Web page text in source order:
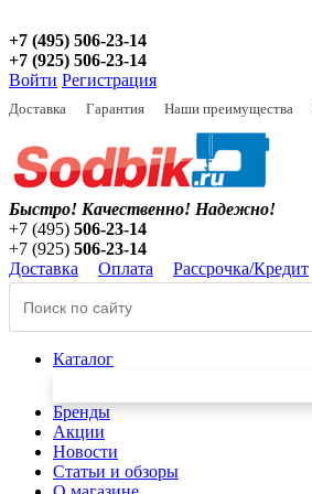
+7 (495) 506-23-14
+7 (925) 506-23-14
Войти Регистрация
Доставка Гарантия Наши преимущества
Быстро! Качественно! Надежно!
+7 (495) 506-23-14
+7 (925) 506-23-14
Доставка
Оплата Рассрочка/Кредит
Каталог
Бренды
Акции
Новости
Статьи и обзоры